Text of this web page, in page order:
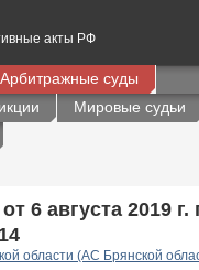
акты РФ
Арбитражные суды
Мировые судьи
6 августа 2019 г.
области (АС Брянской